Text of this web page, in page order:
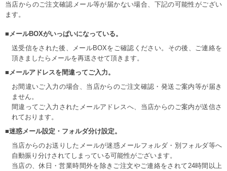
当店からのご注文確認メール等が届かない場合、下記の可能性がござい
ます。
■メールBOXがいっぱいになっている。
送受信をされた後、メールBOXをご確認ください。その後、ご連絡を
頂きましたらメールを再送させて頂きます。
■メールアドレスを間違ってご入力。
お間違いご入力の場合、当店からのご注文確認・発送ご案内等が届き
ません。
間違ってご入力されたメールアドレスへ、当店からのご案内が送信さ
れております。
■迷惑メール設定・フォルダ分け設定。
当店からのお送りしたメールが迷惑メールフォルダ・別フォルダ等へ
自動振り分けされてしまっている可能性がございます。
当店の、休日・営業時間外を除きご注文やご連絡をされて24時間以上